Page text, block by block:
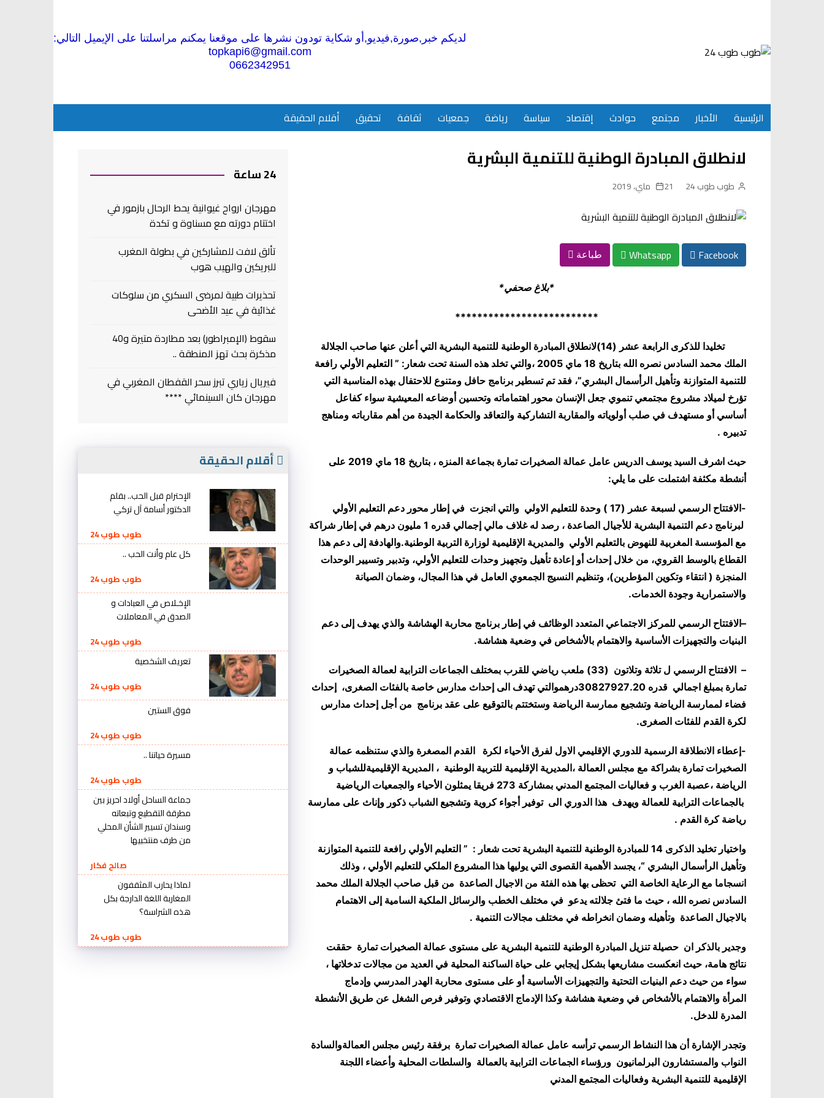
لديكم خبر,صورة,فيديو,أو شكاية تودون نشرها على موقعنا يمكنم مراسلتنا على الإيميل التالي:
topkapi6@gmail.com
0662342951
الرئيسية الأخبار مجتمع حوادث إقتصاد سياسة رياضة جمعيات ثقافة تحقيق أقلام الحقيقة
لانطلاق المبادرة الوطنية للتنمية البشرية
طوب طوب 24 21 ماي، 2019
Facebook
Whatsapp طباعة
*بلاغ صحفي*
**
**********************
**
تخليدا للذكرى الرابعة عشر (14)لانطلاق المبادرة الوطنية للتنمية البشرية التي أعلن عنها صاحب الجلالة
الملك محمد السادس نصره الله بتاريخ 18 ماي 2005 ،والتي تخلد هذه السنة تحت شعار: ” التعليم الأولي رافعة
للتنمية المتوازنة وتأهيل الرأسمال البشري”، فقد تم تسطير برنامج حافل ومتنوع للاحتفال بهذه المناسبة التي
تؤرخ لميلاد مشروع مجتمعي تنموي جعل الإنسان محور اهتماماته وتحسين أوضاعه المعيشية سواء كفاعل
أساسي أو مستهدف في صلب أولوياته والمقاربة التشاركية والتعاقد والحكامة الجيدة من أهم مقارباته ومناهج
تدبيره .
حيث اشرف السيد يوسف الدريس عامل عمالة الصخيرات تمارة بجماعة المنزه ، بتاريخ 18 ماي 2019 على
أنشطة مكثفة اشتملت على ما يلي:
-الافتتاح الرسمي لسبعة عشر (17 ) وحدة للتعليم الاولي والتي انجزت في إطار محور دعم التعليم الأولي
لبرنامج دعم التنمية البشرية للأجيال الصاعدة ، رصد له غلاف مالي إجمالي قدره 1 مليون درهم في إطار شراكة
مع المؤسسة المغربية للنهوض بالتعليم الأولي والمديرية الإقليمية لوزارة التربية الوطنية.والهادفة إلى دعم هذا
القطاع بالوسط القروي، من خلال إحداث أو إعادة تأهيل وتجهيز وحدات للتعليم الأولي، وتدبير وتسيير الوحدات
المنجزة ( انتقاء وتكوين المؤطرين)، وتنظيم النسيج الجمعوي العامل في هذا المجال، وضمان الصيانة
والاستمرارية وجودة الخدمات.
–الافتتاح الرسمي للمركز الاجتماعي المتعدد الوظائف في إطار برنامج محاربة الهشاشة والذي يهدف إلى دعم
البنيات والتجهيزات الأساسية والاهتمام بالأشخاص في وضعية هشاشة.
– الافتتاح الرسمي ل تلاثة وتلاتون (3 3) ملعب رياضي للقرب بمختلف الجماعات الترابية لعمالة الصخيرات
تمارة بمبلغ اجمالي قدره 827927.20
30درهموالتي تهدف الى إحداث مدارس خاصة بالفئات الصغرى، إحداث
فضاء لممارسة الرياضة وتشجيع ممارسة الرياضة وستختتم بالتوقيع على عقد برنامج من أجل إحداث مدارس
لكرة القدم للفئات الصغرى.
-إعطاء الانطلاقة الرسمية للدوري الإقليمي الاول لفرق الأحياء لكرة القدم المصغرة والذي ستنظمه عمالة
الصخيرات تمارة بشراكة مع مجلس العمالة ،المديرية الإقليمية للتربية الوطنية ، المديرية الإقليميةللشباب و
الرياضة ،عصبة الغرب و فعاليات المجتمع المدني
بمشاركة 273 فريقا يمثلون الأحياء والجمعيات الرياضية
بالجماعات الترابية للعمالة ويهدف هذا الدوري الى توفير أجواء كروية وتشجيع الشباب ذكور وإناث على ممارسة
رياضة كرة القدم .
واختيار تخليد الذكرى 14 للمبادرة الوطنية للتنمية البشرية تحت شعار : ” التعليم الأولي رافعة للتنمية المتوازنة
وتأهيل الرأسمال البشري “، يجسد الأهمية القصوى التي يوليها هذا المشروع الملكي للتعليم الأولي ، وذلك
انسجاما مع الرعاية الخاصة التي تحظى بها هذه الفئة من الاجيال الصاعدة من قبل صاحب الجلالة الملك محمد
السادس نصره الله ، حيث ما فتئ جلالته يدعو في مختلف الخطب والرسائل الملكية السامية إلى الاهتمام
بالاجيال الصاعدة وتأهيله وضمان انخراطه في مختلف مجالات التنمية .
وجدير بالذكر ان حصيلة تنزيل المبادرة الوطنية للتنمية البشرية على مستوى عمالة الصخيرات تمارة حققت
نتائج هامة، حيث انعكست مشاريعها بشكل إيجابي على حياة الساكنة المحلية في العديد من مجالات تدخلاتها ،
سواء من حيث دعم البنيات التحتية والتجهيزات الأساسية أو على مستوى محاربة الهدر المدرسي وإدماج
المرأة والاهتمام بالأشخاص في وضعية هشاشة وكذا الإدماج الاقتصادي وتوفير فرص الشغل عن طريق الأنشطة
المدرة للدخل.
وتجدر الإشارة أن هذا النشاط الرسمي ترأسه عامل عمالة الصخيرات تمارة برفقة رئيس مجلس العمالةوالسادة
النواب والمستشارون البرلمانيون ورؤساء الجماعات الترابية بالعمالة والسلطات المحلية وأعضاء اللجنة
الإقليمية للتنمية البشرية وفعاليات المجتمع المدني
24 ساعة
مهرجان ارواح غيوانية يحط الرحال بازمور في
اختتام دورته مع مسناوة و تكدة
تألق لافت للمشاركين في بطولة المغرب
للبريكين والهيب هوب
تحذيرات طبية لمرضى السكري من سلوكات
غذائية في عيد الأضحى
سقوط (الإمبراطور) بعد مطاردة متيرة و40
مذكرة بحث تهز المنطقة ..
فيريال زياري تبرز سحر القفطان المغربي في
مهرجان كان السينمائي ****
أقلام الحقيقة
الإحترام قبل الحب.. بقلم
الدكتور أسامة آل تركي
طوب طوب 24
كل عام وأنت الحب ..
طوب طوب 24
الإخـلاص في العبادات و
الصدق في المعاملات
طوب طوب 24
تعريف الشخصية
طوب طوب 24
فوق الستين
طوب طوب 24
مسيرة حياتنا ..
طوب طوب 24
جماعة الساحل أولاد احريز بين
مطرقة التقطيع وتبعاته
وسندان تسيير الشأن المحلي
من طرف منتخبيها
صالح فكار
لماذا يحارب المثقفون
المغاربة اللغة الدارجة بكل
هذه الشراسة؟
طوب طوب 24